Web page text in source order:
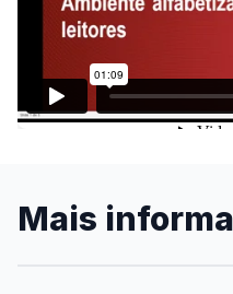
Mais